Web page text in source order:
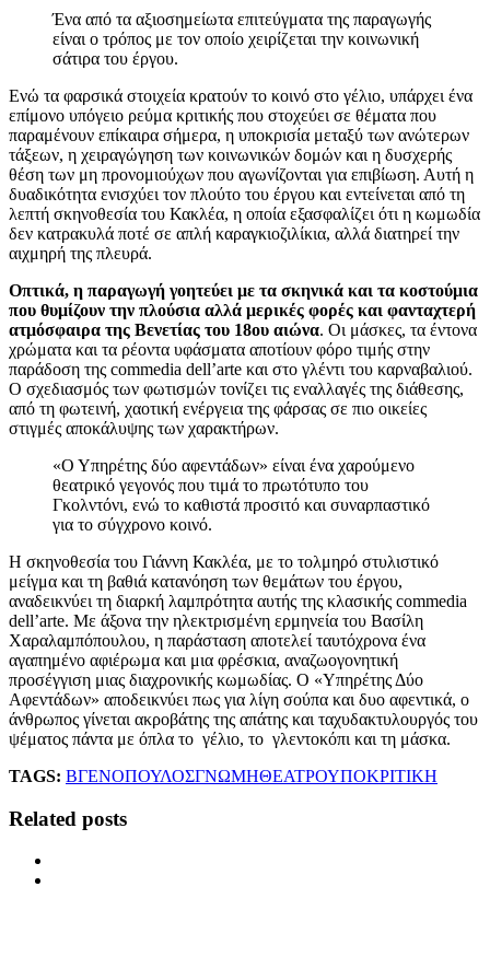
Ένα από τα αξιοσημείωτα επιτεύγματα της παραγωγής
είναι ο τρόπος με τον οποίο χειρίζεται την κοινωνική
σάτιρα του έργου.
Ενώ τα φαρσικά στοιχεία κρατούν το κοινό στο γέλιο, υπάρχει ένα
επίμονο υπόγειο ρεύμα κριτικής που στοχεύει σε θέματα που
παραμένουν επίκαιρα σήμερα, η υποκρισία μεταξύ των ανώτερων
τάξεων, η χειραγώγηση των κοινωνικών δομών και η δυσχερής
θέση των μη προνομιούχων που αγωνίζονται για επιβίωση. Αυτή η
δυαδικότητα ενισχύει τον πλούτο του έργου και εντείνεται από τη
λεπτή σκηνοθεσία του Κακλέα, η οποία εξασφαλίζει ότι η κωμωδία
δεν κατρακυλά ποτέ σε απλή καραγκιοζιλίκια, αλλά διατηρεί την
αιχμηρή της πλευρά.
Οπτικά, η παραγωγή γοητεύει με τα σκηνικά και τα κοστούμια
που θυμίζουν την πλούσια αλλά μερικές φορές και φανταχτερή
ατμόσφαιρα της Βενετίας του 18ου αιώνα. Οι μάσκες, τα έντονα
χρώματα και τα ρέοντα υφάσματα αποτίουν φόρο τιμής στην
παράδοση της commedia dell’arte και στο γλέντι του καρναβαλιού.
Ο σχεδιασμός των φωτισμών τονίζει τις εναλλαγές της διάθεσης,
από τη φωτεινή, χαοτική ενέργεια της φάρσας σε πιο οικείες
στιγμές αποκάλυψης των χαρακτήρων.
«Ο Υπηρέτης δύο αφεντάδων» είναι ένα χαρούμενο
θεατρικό γεγονός που τιμά το πρωτότυπο του
Γκολντόνι, ενώ το καθιστά προσιτό και συναρπαστικό
για το σύγχρονο κοινό.
Η σκηνοθεσία του Γιάννη Κακλέα, με το τολμηρό στυλιστικό
μείγμα και τη βαθιά κατανόηση των θεμάτων του έργου,
αναδεικνύει τη διαρκή λαμπρότητα αυτής της κλασικής commedia
dell’arte. Με άξονα την ηλεκτρισμένη ερμηνεία του Βασίλη
Χαραλαμπόπουλου, η παράσταση αποτελεί ταυτόχρονα ένα
αγαπημένο αφιέρωμα και μια φρέσκια, αναζωογονητική
προσέγγιση μιας διαχρονικής κωμωδίας. Ο «Υπηρέτης Δύο
Αφεντάδων» αποδεικνύει πως για λίγη σούπα και δυο αφεντικά, ο
άνθρωπος γίνεται ακροβάτης της απάτης και ταχυδακτυλουργός του
ψέματος πάντα με όπλα το γέλιο, το γλεντοκόπι και τη μάσκα.
TAGS: ΒΓΕΝΟΠΟΥΛΟΣΓΝΩΜΗΘΕΑΤΡΟΥΠΟΚΡΙΤΙΚΗ
Related posts